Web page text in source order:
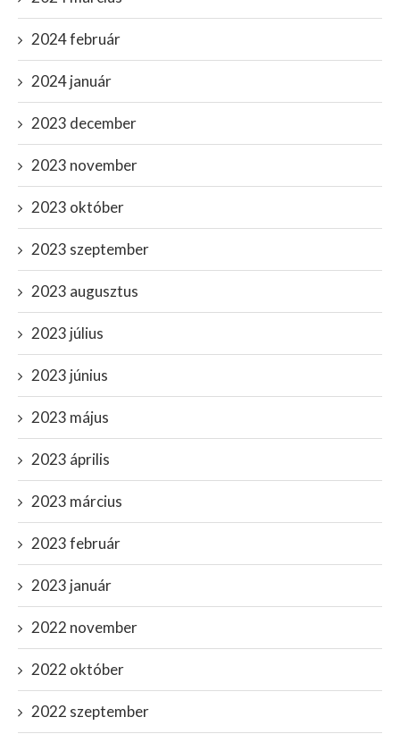
2024 február
2024 január
2023 december
2023 november
2023 október
2023 szeptember
2023 augusztus
2023 július
2023 június
2023 május
2023 április
2023 március
2023 február
2023 január
2022 november
2022 október
2022 szeptember